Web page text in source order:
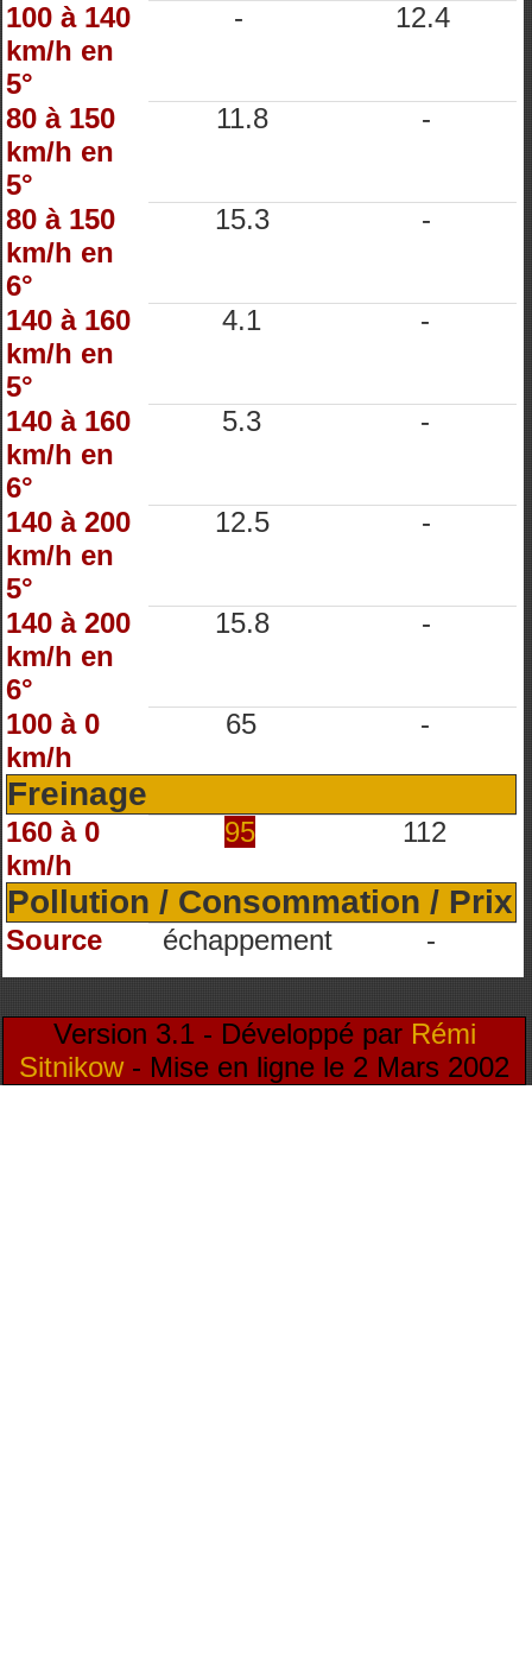
100 à 140
km/h en
5°
- 12.4
80 à 150
km/h en
5°
11.8 -
80 à 150
km/h en
6°
15.3 -
140 à 160
km/h en
5°
4.1 -
140 à 160
km/h en
6°
5.3 -
140 à 200
km/h en
5°
12.5 -
140 à 200
km/h en
6°
15.8 -
100 à 0
km/h
65 -
Freinage
160 à 0
km/h
95 112
Pollution / Consommation / Prix
Source échappement -
Version 3.1 - Développé par Rémi
Sitnikow- Mise en ligne le 2 Mars 2002